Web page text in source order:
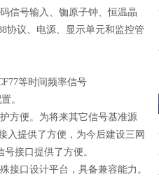
信号输入、铷原子钟、恒温晶
协议、电源、显示单元和监控管
等时间频率信号
。
方便。为将来其它信号基准源
入提供了方便，为今后建设三网
接口提供了方便。
口设计平台，具备兼容能力。